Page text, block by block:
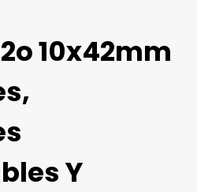
10x42mm
Y